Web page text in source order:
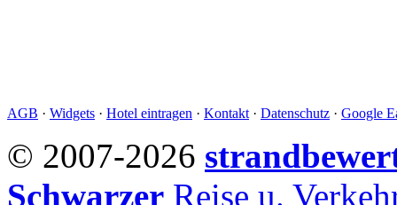
AGB · Widgets · Hotel eintragen · Kontakt · Datenschutz · Google
© 2007-2026
Schwarzer Reise u.